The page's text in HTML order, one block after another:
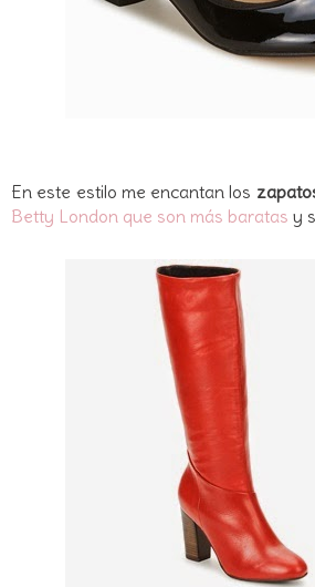
En este estilo me encantan los
Betty London que son más baratas y